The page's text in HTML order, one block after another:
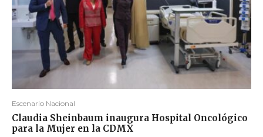
Escenario Nacional
Claudia Sheinbaum inaugura Hospital Oncológico
para la Mujer en la CDMX